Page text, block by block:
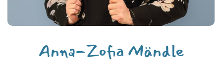
Anna-Zofia Mändle